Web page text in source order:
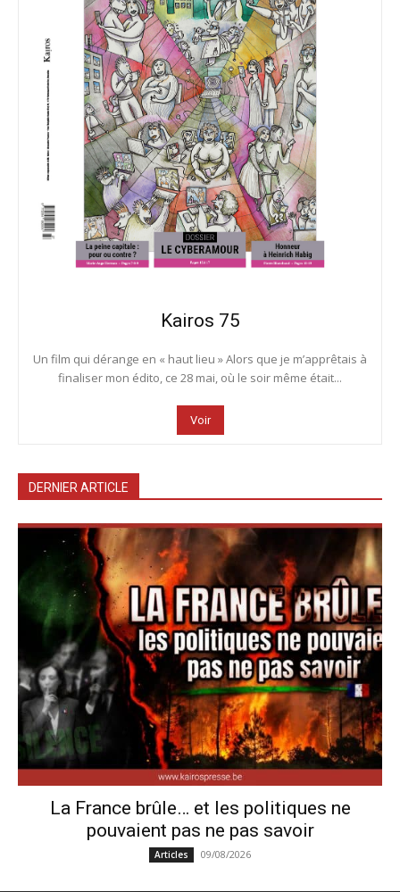
Kairos 75
Un film qui dérange en « haut lieu » Alors que je m’apprêtais à
finaliser mon édito, ce 28 mai, où le soir même était...
Voir
DERNIER ARTICLE
La France brûle… et les politiques ne
pouvaient pas ne pas savoir
Articles 09/08/2026